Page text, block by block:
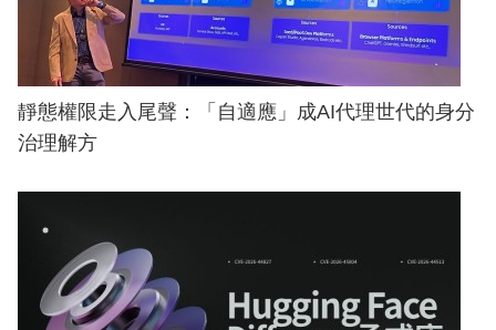
靜態權限走入尾聲：「自適應」成AI代理世代的身分
治理解方